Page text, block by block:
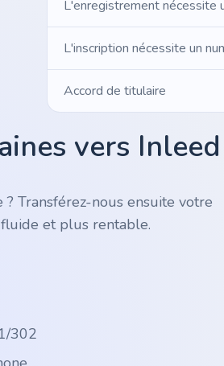
L'enregistrement nécessite
L'inscription nécessite un
Accord de titulaire
vers Inleed
Transférez-nous ensuite votre
et plus rentable.
302